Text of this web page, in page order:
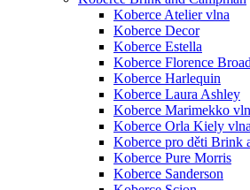
Koberce Atelier vlna
Koberce Decor
Koberce Estella
Koberce Florence
Koberce Harlequin
Koberce Laura Ashley
Koberce Marimekko
Koberce Orla Kiely vlna
Koberce pro děti Brink
Koberce Pure Morris
Koberce Sanderson